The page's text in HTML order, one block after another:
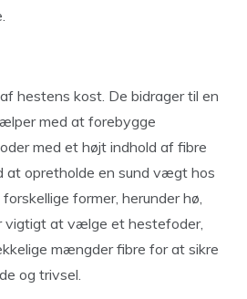
hestens kost. De bidrager til en
med at forebygge
med et højt indhold af fibre
at opretholde en sund vægt hos
former, herunder hø,
vigtigt at vælge et hestefoder,
mængder fibre for at sikre
og trivsel.